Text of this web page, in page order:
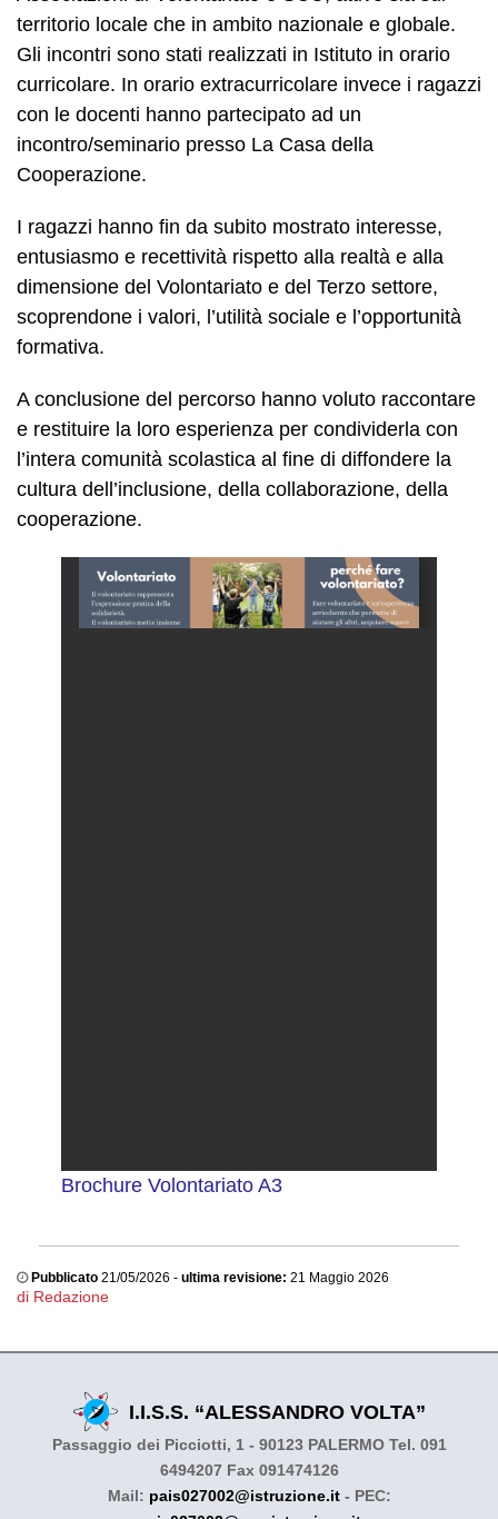
territorio locale che in ambito nazionale e globale.
Gli incontri sono stati realizzati in Istituto in orario
curricolare. In orario extracurricolare invece i ragazzi
con le docenti hanno partecipato ad un
incontro/seminario presso La Casa della
Cooperazione.
I ragazzi hanno fin da subito mostrato interesse,
entusiasmo e recettività rispetto alla realtà e alla
dimensione del Volontariato e del Terzo settore,
scoprendone i valori, l’utilità sociale e l’opportunità
formativa.
A conclusione del percorso hanno voluto raccontare
e restituire la loro esperienza per condividerla con
l’intera comunità scolastica al fine di diffondere la
cultura dell’inclusione, della collaborazione, della
cooperazione.
Brochure Volontariato A3
Pubblicato 21/05/2026 - ultima revisione: 21 Maggio 2026
di Redazione
I.I.S.S. “ALESSANDRO VOLTA”
Passaggio dei Picciotti, 1 - 90123 PALERMO Tel. 091
6494207 Fax 091474126
Mail: pais027002@istruzione.it- PEC: